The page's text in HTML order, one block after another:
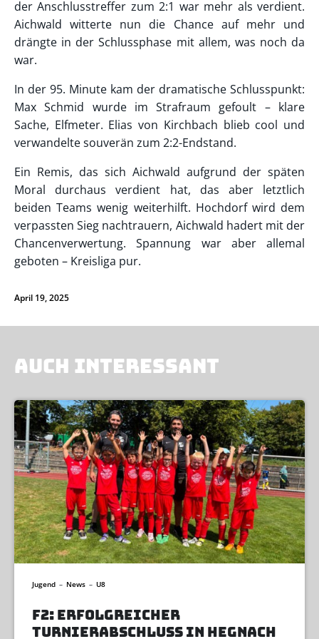
der Anschlusstreffer zum 2:1 war mehr als verdient.
Aichwald witterte nun die Chance auf mehr und
drängte in der Schlussphase mit allem, was noch da
war.
In der 95. Minute kam der dramatische Schlusspunkt:
Max Schmid wurde im Strafraum gefoult – klare
Sache, Elfmeter. Elias von Kirchbach blieb cool und
verwandelte souverän zum 2:2-Endstand.
Ein Remis, das sich Aichwald aufgrund der späten
Moral durchaus verdient hat, das aber letztlich
beiden Teams wenig weiterhilft. Hochdorf wird dem
verpassten Sieg nachtrauern, Aichwald hadert mit der
Chancenverwertung. Spannung war aber allemal
geboten – Kreisliga pur.
April 19, 2025
AUCH INTERESSANT
Jugend – News – U8
F2: ERFOLGREICHER
TURNIERABSCHLUSS IN HEGNACH